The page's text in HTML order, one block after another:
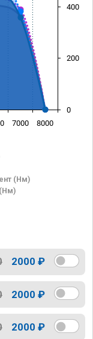
(Нм)
7000 8000
0
200
400
2000 ₽
2000 ₽
2000 ₽